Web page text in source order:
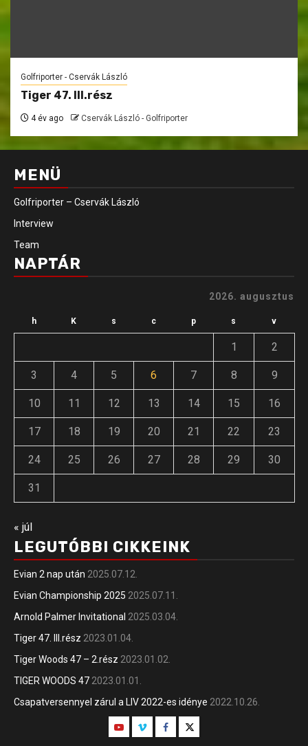
Golfriporter - Cservák László
Tiger 47. III.rész
4 év ago Cservák László - Golfriporter
MENÜ
Golfriporter – Cservák László
Interview
Team
NAPTÁR
2026. augusztus
h K s c p s v
1 2
3 4 5 6 7 8 9
10 11 12 13 14 15 16
17 18 19 20 21 22 23
24 25 26 27 28 29 30
31
« júl
LEGUTÓBBI CIKKEINK
Evian 2 nap után 2025.07.12.
Evian Championship 2025 2025.07.11.
Arnold Palmer Invitational 2025.03.04.
Tiger 47. III.rész 2023.01.04.
Tiger Woods 47 – 2.rész 2023.01.02.
TIGER WOODS 47 2023.01.01.
Csapatversennyel zárul a LIV 2022-es idénye 2022.10.26.
YoutubeVimeoFacebook
Twitter